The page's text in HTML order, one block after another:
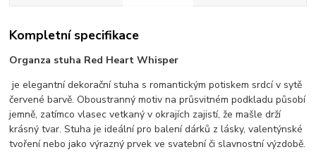
Kompletní specifikace
Organza stuha Red Heart Whisper
je elegantní dekorační stuha s romantickým potiskem srdcí v sytě
červené barvě. Oboustranný motiv na průsvitném podkladu působí
jemně, zatímco vlasec vetkaný v okrajích zajistí, že mašle drží
krásný tvar. Stuha je ideální pro balení dárků z lásky, valentýnské
tvoření nebo jako výrazný prvek ve svatební či slavnostní výzdobě.